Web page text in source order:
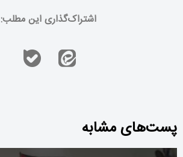
اشتراک‌گذاری این مطلب:
پست‌های مشابه